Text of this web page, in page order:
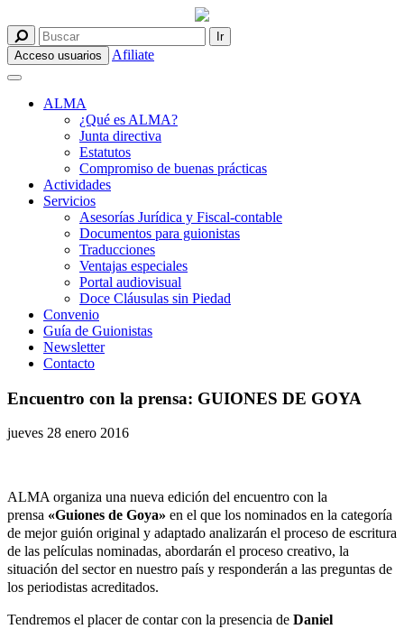
Acceso usuarios Afiliate
ALMA
¿Qué es ALMA?
Junta directiva
Estatutos
Compromiso de buenas prácticas
Actividades
Servicios
Asesorías Jurídica y Fiscal-contable
Documentos para guionistas
Traducciones
Ventajas especiales
Portal audiovisual
Doce Cláusulas sin Piedad
Convenio
Guía de Guionistas
Newsletter
Contacto
Encuentro con la prensa: GUIONES DE GOYA
jueves 28 enero 2016
ALMA organiza una nueva edición del encuentro con la
prensa «Guiones de Goya» en el que los nominados en la categoría
de mejor guión original y adaptado analizarán el proceso de escritura
de las películas nominadas, abordarán el proceso creativo, la
situación del sector en nuestro país y responderán a las preguntas de
los periodistas acreditados.
Tendremos el placer de contar con la presencia de Daniel